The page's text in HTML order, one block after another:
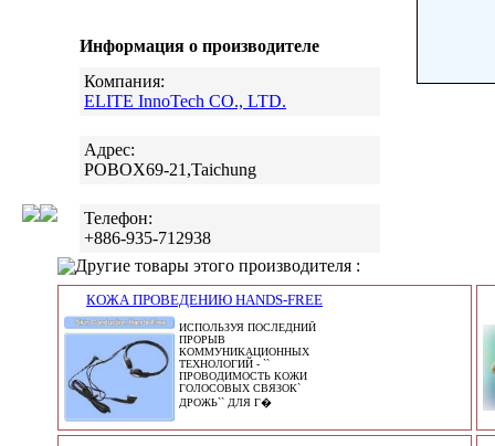
Информация о производителе
Компания:
ELITE InnoTech CO., LTD.
Адрес:
POBOX69-21,Taichung
Телефон:
+886-935-712938
Другие товары этого производителя :
КОЖА ПРОВЕДЕНИЮ HANDS-FREE
ИСПОЛЬЗУЯ ПОСЛЕДНИЙ
ПРОРЫВ
КОММУНИКАЦИОННЫХ
ТЕХНОЛОГИЙ - ``
ПРОВОДИМОСТЬ КОЖИ
ГОЛОСОВЫХ СВЯЗОК`
ДРОЖЬ`` ДЛЯ Г�